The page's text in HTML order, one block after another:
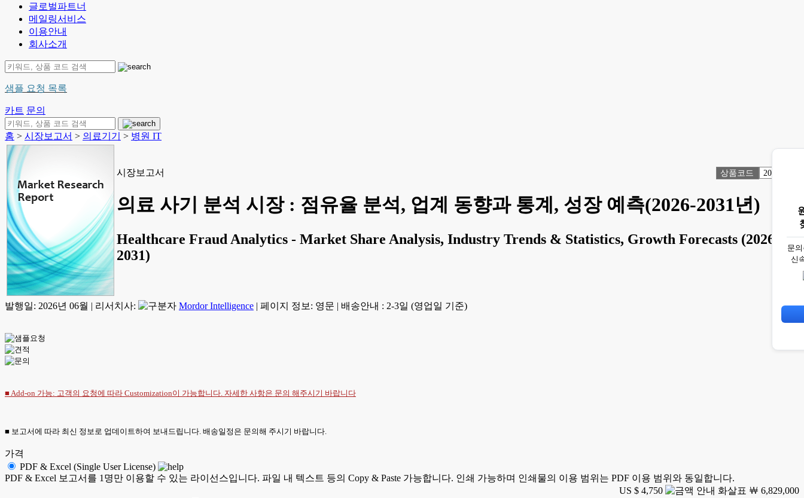
글로벌파트너
메일링서비스
이용안내
회사소개
샘플 요청 목록
카트 문의
홈 > 시장보고서 > 의료기기 > 병원 IT
시장보고서 상품코드 2073082
의료 사기 분석 시장 : 점유율 분석, 업계 동향과 통계, 성장 예측(2026-2031년)
Healthcare Fraud Analytics - Market Share Analysis, Industry Trends & Statistics, Growth Forecasts (2026 -
2031)
발행일: 2026년 06월 | 리서치사: Mordor Intelligence | 페이지 정보: 영문 | 배송안내 : 2-3일 (영업일 기준)
■ Add-on 가능: 고객의 요청에 따라 Customization이 가능합니다. 자세한 사항은 문의 해주시기 바랍니다
■ 보고서에 따라 최신 정보로 업데이트하여 보내드립니다. 배송일정은 문의해 주시기 바랍니다.
가격
PDF & Excel (Single User License)
PDF & Excel 보고서를 1명만 이용할 수 있는 라이선스입니다. 파일 내 텍스트 등의 Copy & Paste 가능합니다. 인쇄 가능하며 인쇄물의 이용 범위는 PDF 이용 범위와 동일합니다.
US $ 4,750
￦ 6,829,000
문
신